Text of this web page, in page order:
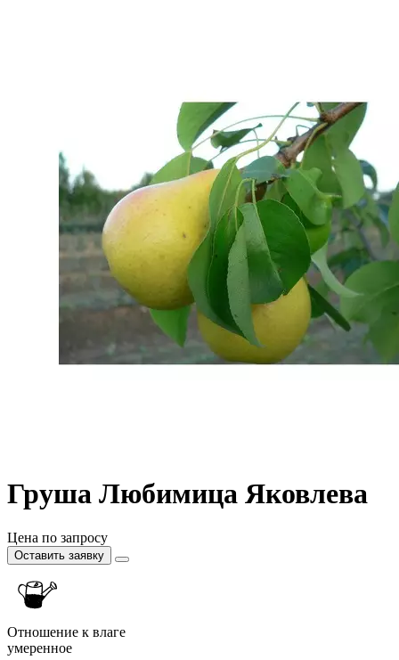
Груша Любимица Яковлева
Цена по запросу
Оставить заявку
Отношение к влаге
умеренное